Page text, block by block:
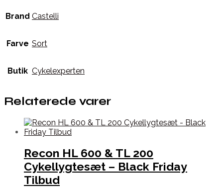
Brand Castelli
Farve Sort
Butik Cykelexperten
Relaterede varer
Recon HL 600 & TL 200
Cykellygtesæt – Black Friday
Tilbud